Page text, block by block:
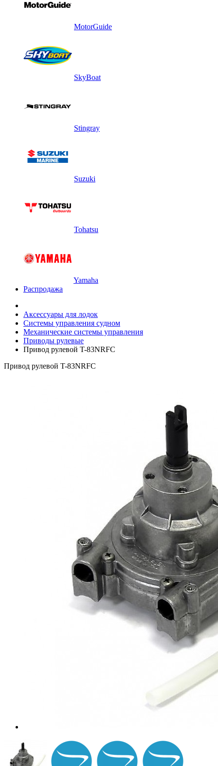
MotorGuide
SkyBoat
Stingray
Suzuki
Tohatsu
Yamaha
Распродажа
Аксессуары для лодок
Системы управления судном
Механические системы управления
Приводы рулевые
Привод рулевой T-83NRFC
Привод рулевой T-83NRFC